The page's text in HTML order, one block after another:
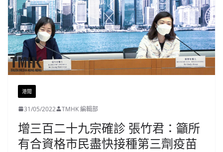
港聞
31/05/2022 TMHK 編輯部
增三百二十九宗確診 張竹君：籲所
有合資格市民盡快接種第三劑疫苗